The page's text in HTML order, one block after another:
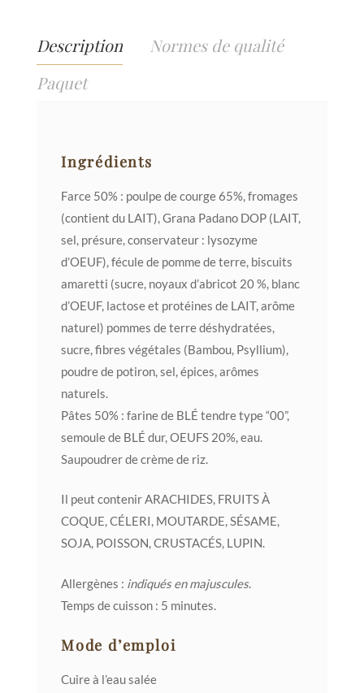
Description
Normes de qualité
Paquet
Ingrédients
Farce 50% : poulpe de courge 65%, fromages
(contient du LAIT), Grana Padano DOP (LAIT,
sel, présure, conservateur : lysozyme
d’OEUF), fécule de pomme de terre, biscuits
amaretti (sucre, noyaux d’abricot 20 %, blanc
d’OEUF, lactose et protéines de LAIT, arôme
naturel) pommes de terre déshydratées,
sucre, fibres végétales (Bambou, Psyllium),
poudre de potiron, sel, épices, arômes
naturels.
Pâtes 50% : farine de BLÉ tendre type “00”,
semoule de BLÉ dur, OEUFS 20%, eau.
Saupoudrer de crème de riz.
Il peut contenir ARACHIDES, FRUITS À
COQUE, CÉLERI, MOUTARDE, SÉSAME,
SOJA, POISSON, CRUSTACÉS, LUPIN.
Allergènes : indiqués en majuscules.
Temps de cuisson : 5 minutes.
Mode d’emploi
Cuire à l’eau salée